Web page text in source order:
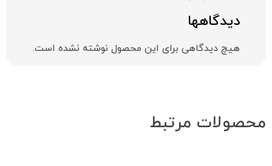
دیدگاهها
هیچ دیدگاهی برای این محصول نوشته نشده است.
محصولات مرتبط